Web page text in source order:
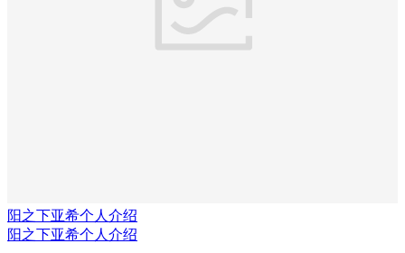
阳之下亚希个人介绍
阳之下亚希个人介绍